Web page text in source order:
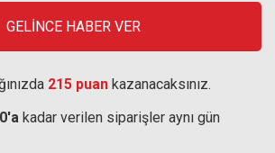
GELİNCE HABER VER
215 puan kazanacaksınız.
kadar verilen siparişler aynı gün